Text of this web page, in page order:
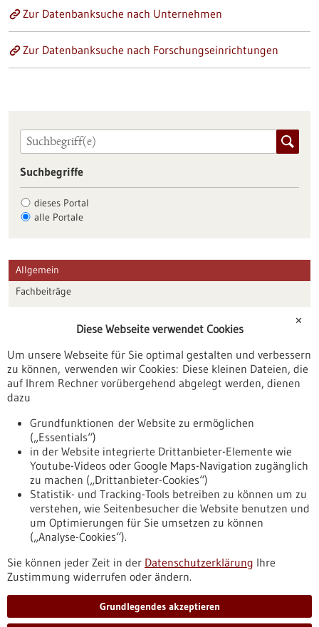
Zur Datenbanksuche nach Unternehmen
Zur Datenbanksuche nach Forschungseinrichtungen
Suchbegriffe
dieses Portal
alle Portale
Allgemein
Fachbeiträge
Veranstaltungen
Erscheinungsdatum
Nach oben
Informiert bleiben
Newsletter abonnieren
✕
Diese Webseite verwendet Cookies
Um unsere Webseite für Sie optimal gestalten und verbessern
zu können, verwenden wir Cookies: Diese kleinen Dateien, die
auf Ihrem Rechner vorübergehend abgelegt werden, dienen
dazu
Grundfunktionen der Website zu ermöglichen
(„Essentials“)
in der Website integrierte Drittanbieter-Elemente wie
Youtube-Videos oder Google Maps-Navigation zugänglich
zu machen („Drittanbieter-Cookies“)
Statistik- und Tracking-Tools betreiben zu können um zu
verstehen, wie Seitenbesucher die Website benutzen und
um Optimierungen für Sie umsetzen zu können
(„Analyse-Cookies“).
Sie können jeder Zeit in der Datenschutzerklärung Ihre
Zustimmung widerrufen oder ändern.
Grundlegendes akzeptieren